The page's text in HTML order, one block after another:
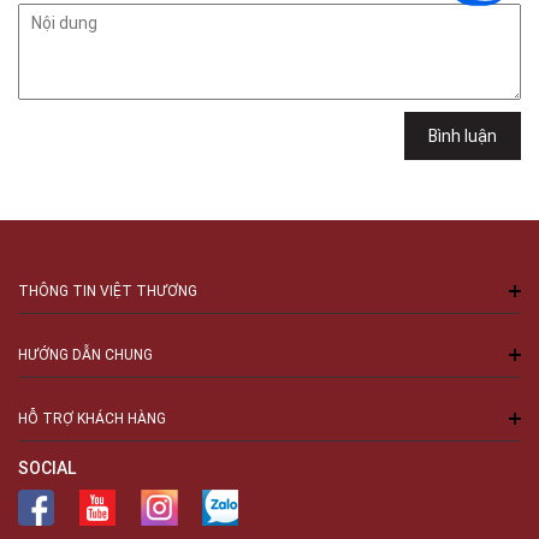
Chí Minh
Bình luận
THÔNG TIN VIỆT THƯƠNG
HƯỚNG DẪN CHUNG
HỖ TRỢ KHÁCH HÀNG
SOCIAL